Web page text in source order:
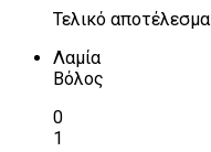
Τελικό αποτέλεσμα
Λαμία
Βόλος
0
1